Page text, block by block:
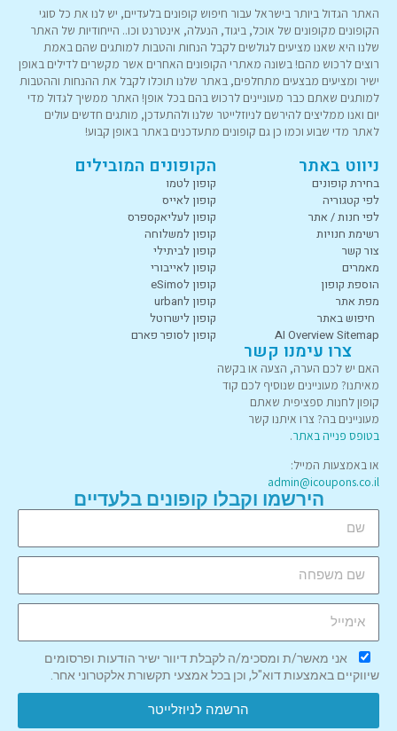
האתר הגדול ביותר בישראל עבור חיפוש קופונים בלעדיים, יש לנו את כל סוגי
הקופונים מקופונים של אוכל, ביגוד, הנעלה, אינטרנט וכו.. הייחודיות של האתר
שלנו היא שאנו מציעים לגולשים לקבל הנחות והטבות למותגים שהם באמת
רוצים לרכוש מהם! בשונה מאתרי הקופונים האחרים אשר מקשרים לדילים באופן
ישיר ומציעים מבצעים מתחלפים, באתר שלנו תוכלו לקבל את ההנחות וההטבות
למותגים שאתם כבר מעוניינים לרכוש בהם בכל אופן! האתר ממשיך לגדול מדי
יום ואנו ממליצים להירשם לניוזלייטר שלנו ולהתעדכן, מותגים חדשים עולים
לאתר מדי שבוע וכמו כן גם קופונים מתעדכנים באתר באופן קבוע!
ניווט באתר
בחירת קופונים
לפי קטגוריה
לפי חנות / אתר
רשימת חנויות
צור קשר
מאמרים
הוספת קופון
מפת אתר
חיפוש באתר
AI Overview Sitemap
הקופונים המובילים
קופון לטמו
קופון לאייס
קופון לעליאקספרס
קופון למשלוחה
קופון לביתילי
קופון לאייבורי
קופון לeSimo
קופון לurban
קופון לישרוטל
קופון לסופר פארם
צרו עימנו קשר
האם יש לכם הערה, הצעה או בקשה
מאיתנו? מעוניינים שנוסיף לכם קוד
קופון לחנות ספציפית שאתם
מעוניינים בה? צרו איתנו קשר
בטופס פנייה באתר.
או באמצעות המייל:
admin@icoupons.co.il
הירשמו וקבלו קופונים בלעדיים
אני מאשר/ת ומסכימ/ה לקבלת דיוור ישיר הודעות ופרסומים
שיווקיים באמצעות דוא"ל, וכן בכל אמצעי תקשורת אלקטרוני אחר.
הרשמה לניוזלייטר